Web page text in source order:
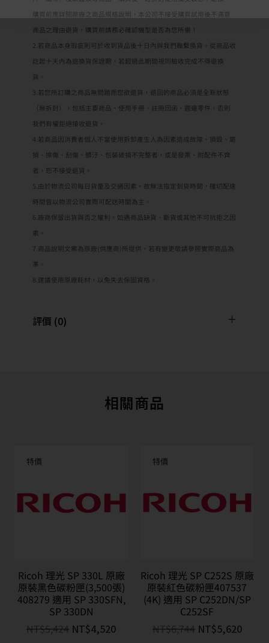
購買前應詳閱原廠之商品規格說明，本公司不接受購買試用後不滿意
商品之理由退貨。購買前請務必確認機型是否為您所需！
2.若商品本身瑕疵則可於收到貨品後十日內與我們聯繫換貨。從商品收
訖起十天內為退換貨保證期，若超過此期間視同驗收完成不得退換
貨。
3.若您所訂購之商品無問題而您欲退貨，退回的商品必須是全新狀態
（無拆封），包括主要商品、使用手冊、註冊回函、週邊零件，否則
我們有權拒絕接收退貨。
4.若商品因消費者個人不當使用拆卸產生人為因素造成故障、損毀、磨
損、擦傷、刮傷、髒汙、包裝破損不完整者，或是發票、附配件不齊
者，恕不接受退貨。
5.由於物流公司每日貨量及交通因素，故無法指定到貨時間，確切配達
時間皆以物流公司實際可配送時間為主。
6.廠商保留出貨與否之權利，如遇商品缺貨、斷貨或其他不可抗拒之因
素。
7.商品說明文案為原廠(供應商)所提供，若有變更敬請參照實際商品為
準。
8.建議使用原廠耗材，以免失去保固資格。
評價 (0)
相關商品
特價
Ricoh 理光 SP 330L 原廠
原裝黑色碳粉匣(3,500張)
408279 適用 SP 330SFN,
SP 330DN
NT$5,424 NT$4,520
特價
Ricoh 理光 SP C252S 原廠
原裝紅色碳粉匣407537
(4K) 適用 SP C252DN/SP
C252SF
NT$6,744 NT$5,620